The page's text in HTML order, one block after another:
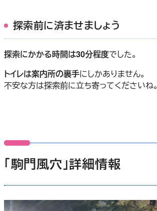
探索前に済ませましょう
探索にかかる時間は30分程度でした。
トイレは案内所の裏手にしかありません。
不安な方は探索前に立ち寄ってくださいね。
「駒門風穴」詳細情報